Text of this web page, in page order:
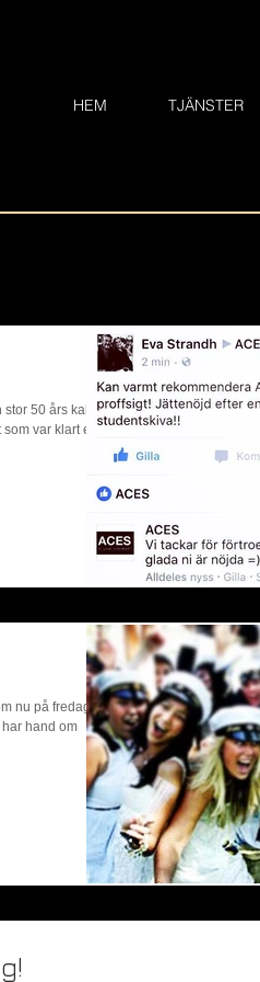
HEM TJÄNSTER
stor 50 års kalas
var klart en
nu på fredag en
hand om